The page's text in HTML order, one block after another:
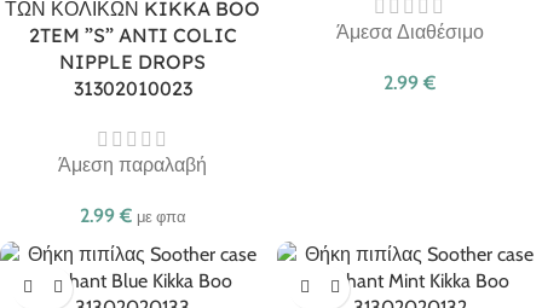
ΤΩΝ ΚΟΛΙΚΩΝ KIKKA BOO
2TEM ”S” ANTI COLIC
NIPPLE DROPS
31302010023
Άμεση παραλαβή
2.99 € με φπα
Άμεσα Διαθέσιμο
2.99 €